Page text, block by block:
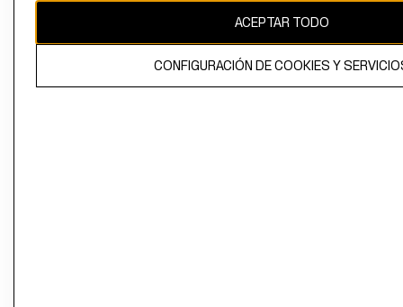
propiedad de H&M Hennes & Mauritz AB
ACEPTAR TODO
CONFIGURACIÓN DE COOKIES Y